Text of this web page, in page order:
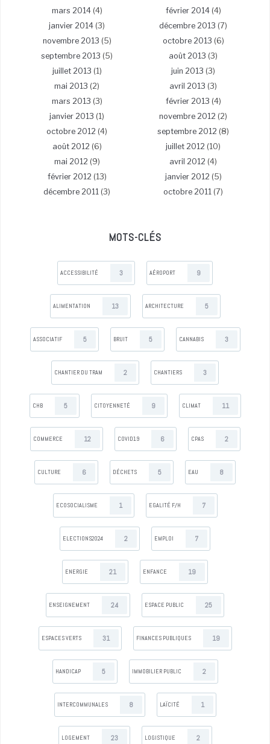
mars 2014(4) février 2014(4)
janvier 2014 (3) décembre 2013 (7)
novembre 2013 (5) octobre 2013 (6)
septembre 2013 (5) août 2013 (3)
juillet 2013 (1) juin 2013 (3)
mai 2013 (2) avril 2013 (3)
mars 2013 (3) février 2013 (4)
janvier 2013 (1) novembre 2012 (2)
octobre 2012 (4) septembre 2012 (8)
août 2012 (6) juillet 2012 (10)
mai 2012 (9) avril 2012 (4)
février 2012 (13) janvier 2012 (5)
décembre 2011 (3) octobre 2011 (7)
MOTS-CLÉS
ACCESSIBILITÉ 3 AÉROPORT 9
ALIMENTATION 13 ARCHITECTURE 5
ASSOCIATIF 5 BRUIT 5 CANNABIS 3
CHANTIER DU TRAM 2 CHANTIERS 3
CHB 5 CITOYENNETÉ 9 CLIMAT 11
COMMERCE 12 COVID19 6 CPAS 2
CULTURE 6 DÉCHETS 5 EAU 8
ECOSOCIALISME 1 EGALITÉ F/H 7
ELECTIONS2024 2 EMPLOI 7
ENERGIE 21 ENFANCE 19
ENSEIGNEMENT 24 ESPACE PUBLIC 25
ESPACES VERTS 31 FINANCES PUBLIQUES 19
HANDICAP 5 IMMOBILIER PUBLIC 2
INTERCOMMUNALES 8 LAÏCITÉ 1
LOGEMENT 23 LOGISTIQUE 2